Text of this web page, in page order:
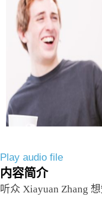
Play audio file
内容简介
听众 Xiayuan Zhang